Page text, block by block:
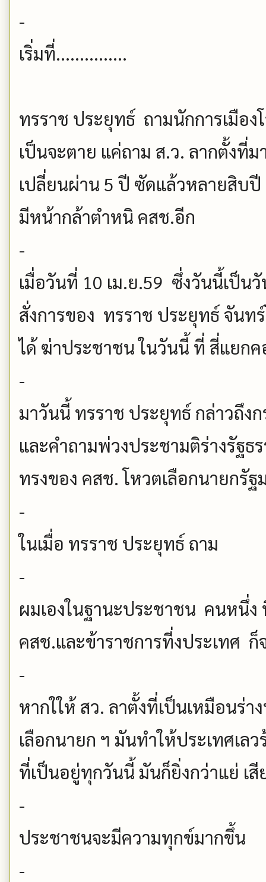
-
เริ่มที่...............
ทรราช ประยุทธ์ ถามนักการเมือง
เป็นจะตาย แค่ถาม ส.ว. ลากตั้งที่
เปลี่ยนผ่าน 5 ปี ซัดแล้วหลายสิบปี
มีหน้ากล้าตำหนิ คสช.อีก
-
เมื่อวันที่ 10 เม.ย.59 ซึ่งวันนี้เป็น
สั่งการของ ทรราช ประยุทธ์ จัน
ได้ ฆ่าประชาชน ในวันนี้ ที่ สี่แยกค
-
มาวันนี้ ทรราช ประยุทธ์ กล่าวถึง
และคำถามพ่วงประชามติร่างรัฐธ
ทรงของ คสช. โหวตเลือกนายกรั
-
ในเมื่อ ทรราช ประยุทธ์ ถาม
-
ผมเองในฐานะประชาชน คนหนึ่ง
คสช.และข้าราชการที่งประเทศ
-
หากใให้ สว. ลาตั้งที่เป็นเหมือนร่
เลือกนายก ฯ มันทำให้ประเทศเล
ที่เป็นอยู่ทุกวันนี้ มันก็ยิ่งกว่าแย่ เ
-
ประชาชนจะมีความทุกข์มากขึ้น
-